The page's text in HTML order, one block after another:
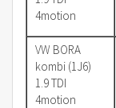
4motion
VW BORA
kombi (1J6)
1.9 TDI
4motion